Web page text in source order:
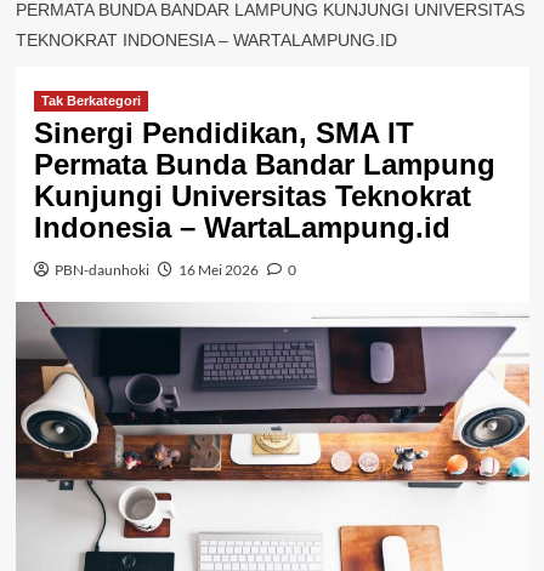
PERMATA BUNDA BANDAR LAMPUNG KUNJUNGI UNIVERSITAS
TEKNOKRAT INDONESIA – WARTALAMPUNG.ID
Tak Berkategori
Sinergi Pendidikan, SMA IT
Permata Bunda Bandar Lampung
Kunjungi Universitas Teknokrat
Indonesia – WartaLampung.id
PBN-daunhoki 16 Mei 2026 0